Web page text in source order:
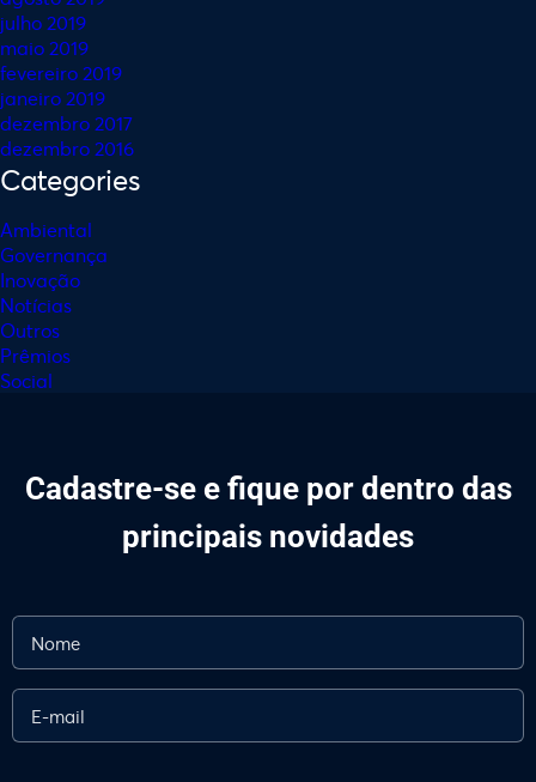
julho 2019
maio 2019
fevereiro 2019
janeiro 2019
dezembro 2017
dezembro 2016
Categories
Ambiental
Governança
Inovação
Notícias
Outros
Prêmios
Social
Cadastre-se e fique por dentro das
principais novidades